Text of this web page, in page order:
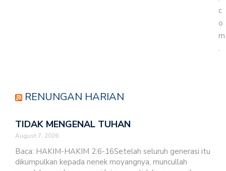
c
o
m
.
RENUNGAN HARIAN
TIDAK MENGENAL TUHAN
August 7, 2026
Baca: HAKIM-HAKIM 2:6-16Setelah seluruh generasi itu
dikumpulkan kepada nenek moyangnya, muncullah